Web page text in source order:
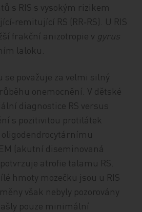
s RIS s vysokým rizikem
RS (RR‑RS). U RIS
frakční anizotropie v gyrus
laloku.
považuje za velmi silný
onemocnění. V dětské
diagnostice RS versus
s pozitivitou protilátek
(akutní diseminovaná
atrofie talamu RS.
hmoty mozečku jsou u RIS
však nebyly pozorovány
pouze minimální